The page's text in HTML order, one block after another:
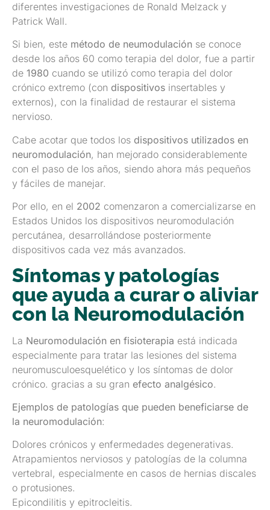
diferentes investigaciones de Ronald Melzack y
Patrick Wall.
Si bien, este método de neumodulación se conoce
desde los años 60 como terapia del dolor, fue a partir
de 1980 cuando se utilizó como terapia del dolor
crónico extremo (con dispositivos insertables y
externos), con la finalidad de restaurar el sistema
nervioso.
Cabe acotar que todos los dispositivos utilizados en
neuromodulación, han mejorado considerablemente
con el paso de los años, siendo ahora más pequeños
y fáciles de manejar.
Por ello, en el 2002 comenzaron a comercializarse en
Estados Unidos los dispositivos neuromodulación
percutánea, desarrollándose posteriormente
dispositivos cada vez más avanzados.
Síntomas y patologías
que ayuda a curar o aliviar
con la Neuromodulación
La Neuromodulación en fisioterapia está indicada
especialmente para tratar las lesiones del sistema
neuromusculoesquelético y los síntomas de dolor
crónico. gracias a su gran efecto analgésico.
Ejemplos de patologías que pueden beneficiarse de
la neuromodulación:
Dolores crónicos y enfermedades degenerativas.
Atrapamientos nerviosos y patologías de la columna
vertebral, especialmente en casos de hernias discales
o protusiones.
Epicondilitis y epitrocleitis.